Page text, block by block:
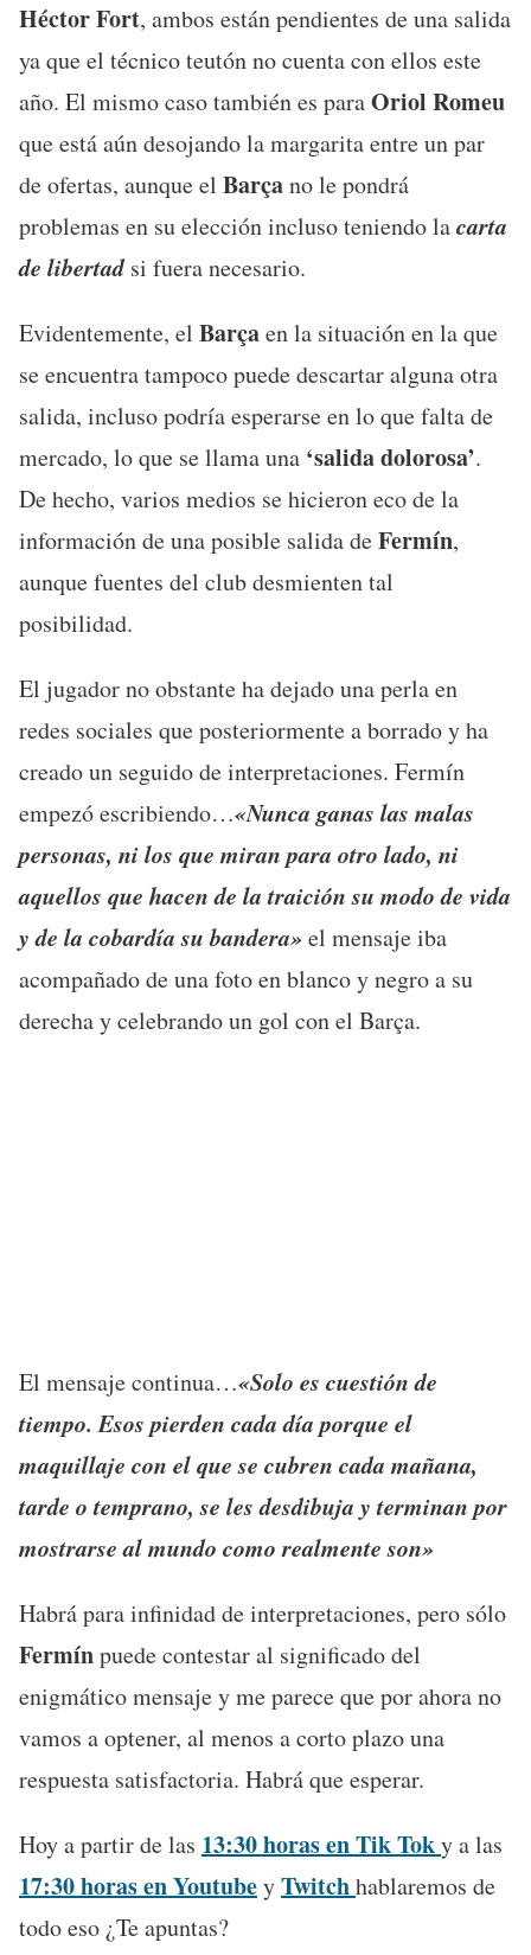
Héctor Fort, ambos están pendientes de una salida
ya que el técnico teutón no cuenta con ellos este
año. El mismo caso también es paraOriol Romeu
que está aún desojando la margarita entre un par
de ofertas, aunque el Barçano le pondrá
problemas en su elección incluso teniendo lacarta
de libertadsi fuera necesario.
Evidentemente, el Barçaen la situación en la que
se encuentra tampoco puede descartar alguna otra
salida, incluso podría esperarse en lo que falta de
mercado, lo que se llama una ‘salida dolorosa’.
De hecho, varios medios se hicieron eco de la
información de una posible salida deFermín,
aunque fuentes del club desmienten tal
posibilidad.
El jugador no obstante ha dejado una perla en
redes sociales que posteriormente a borrado y ha
creado un seguido de interpretaciones. Fermín
empezó escribiendo…«Nunca ganas las malas
personas, ni los que miran para otro lado, ni
aquellos que hacen de la traición su modo de vida
y de la cobardía su bandera»el mensaje iba
acompañado de una foto en blanco y negro a su
derecha y celebrando un gol con el Barça.
El mensaje continua…«Solo es cuestión de
tiempo. Esos pierden cada día porque el
maquillaje con el que se cubren cada mañana,
tarde o temprano, se les desdibuja y terminan por
mostrarse al mundo como realmente son»
Habrá para infinidad de interpretaciones, pero sólo
Fermínpuede contestar al significado del
enigmático mensaje y me parece que por ahora no
vamos a optener, al menos a corto plazo una
respuesta satisfactoria. Habrá que esperar.
Hoy a partir de las 13:30 horas en Tik Toky a las
17:30 horas en YoutubeyTwitchhablaremos de
todo eso ¿Te apuntas?